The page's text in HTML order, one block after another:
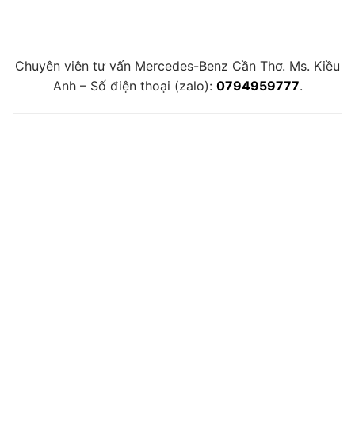
Chuyên viên tư vấn Mercedes-Benz Cần Thơ. Ms. Kiều
Anh – Số điện thoại (zalo): 0794959777.